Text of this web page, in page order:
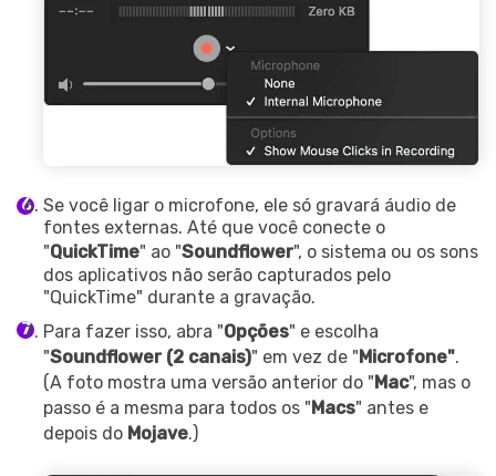
Se você ligar o microfone, ele só gravará áudio de
fontes externas. Até que você conecte o
"QuickTime" ao "Soundflower", o sistema ou os sons
dos aplicativos não serão capturados pelo
"QuickTime" durante a gravação.
Para fazer isso, abra "Opções" e escolha
"Soundflower (2 canais)" em vez de "Microfone".
(A foto mostra uma versão anterior do "Mac", mas o
passo é a mesma para todos os "Macs" antes e
depois do Mojave.)